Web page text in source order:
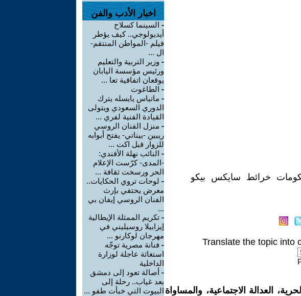
خرائط سايكس بيكو
Translate the topic into
العدالة الاجتماعية، والمساواة
اخبار الأدب والفن
- السينما كسلاح
أيديولوجي.. كيف يؤطر
فيلم -المواطن المنتقم-
ال ...
- وزير التربية والتعليم
ورئيس مؤسسة اليابان
يوقعان اتفاقية تعا ...
- الطاغوت
- ماتياس يايسله يترك
الدوري السعودي ويتولى
القيادة الفنية لفري ...
- منزل الفنان الروسي
ريبين -بيناتي- يفتح أبوابه
للزوار قبل اكت ...
- النائب نهلة الأفندي:
-المدى- كرّست الإعلام
الحر ورسخت ثقافة ...
- لوحات تروي الحكايات..
معرض يحتفي بإرث
الفنان الروسي إيفان بي
...
- تكريم الممثلة الإيطالية
إيزابيلا روسيليني في
مهرجان لوكارنو ...
- فنانة مصرية توجّه
استغاثة عاجلة لوزارة
الداخلية
- أصالة تعود إلى دمشق
بعد غياب.. رحلة إلى
البيوت التي خبأت طفو ...